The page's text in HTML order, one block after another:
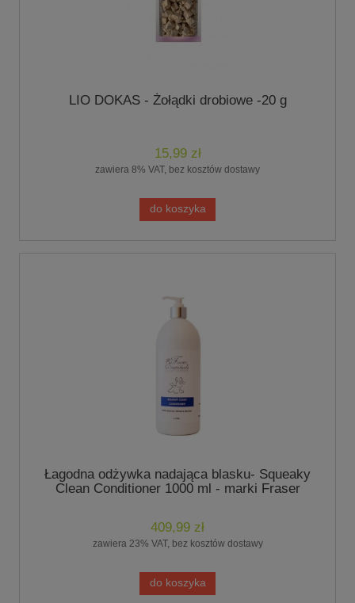
LIO DOKAS - Żołądki drobiowe -20 g
15,99 zł
zawiera 8% VAT, bez kosztów dostawy
do koszyka
Łagodna odżywka nadająca blasku- Squeaky
Clean Conditioner 1000 ml - marki Fraser
409,99 zł
zawiera 23% VAT, bez kosztów dostawy
do koszyka